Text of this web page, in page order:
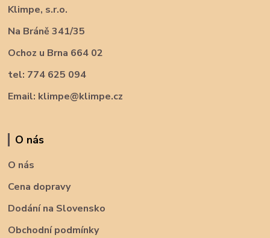
Klimpe, s.r.o.
Na Bráně 341/35
Ochoz u Brna 664 02
tel: 774 625 094
Email: klimpe@klimpe.cz
O nás
O nás
Cena dopravy
Dodání na Slovensko
Obchodní podmínky